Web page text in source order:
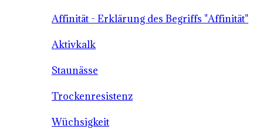
Affinität - Erklärung des Begriffs "Affinität"
Aktivkalk
Staunässe
Trockenresistenz
Wüchsigkeit